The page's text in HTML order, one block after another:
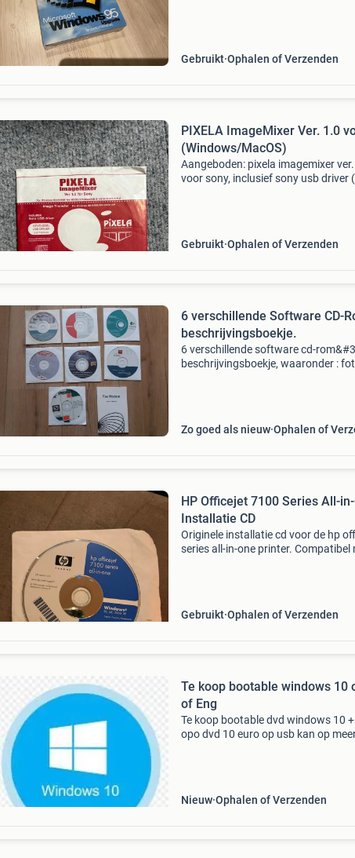
Gebruikt Ophalen of Verzenden
PIXELA ImageMixer Ver. 1.0
(Windows/MacOS)
Aangeboden: pixela imagemixer
voor sony, inclusief sony usb driver
Gebruikt Ophalen of Verzenden
6 verschillende Software CD-
beschrijvingsboekje.
6 verschillende software cd-
beschrijvingsboekje, waaronder :
Zo goed als nieuw Ophalen of
HP Officejet 7100 Series All-
Installatie CD
Originele installatie cd voor de hp
series all-in-one printer.
Gebruikt Ophalen of Verzenden
Te koop bootable windows 10
of Eng
Te koop bootable dvd windows 10
opo dvd 10 euro op usb kan op
Nieuw Ophalen of Verzenden